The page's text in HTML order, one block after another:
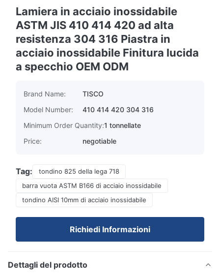
Lamiera in acciaio inossidabile
ASTM JIS 410 414 420 ad alta
resistenza 304 316 Piastra in
acciaio inossidabile Finitura lucida
a specchio OEM ODM
Brand Name:
TISCO
Model Number:
410 414 420 304 316
Minimum Order Quantity:1 tonnellate
Price:
negotiable
Tag:
tondino 825 della lega 718
barra vuota ASTM B166 di acciaio inossidabile
tondino AISI 10mm di acciaio inossidabile
Richiedi Informazioni
Dettagli del prodotto